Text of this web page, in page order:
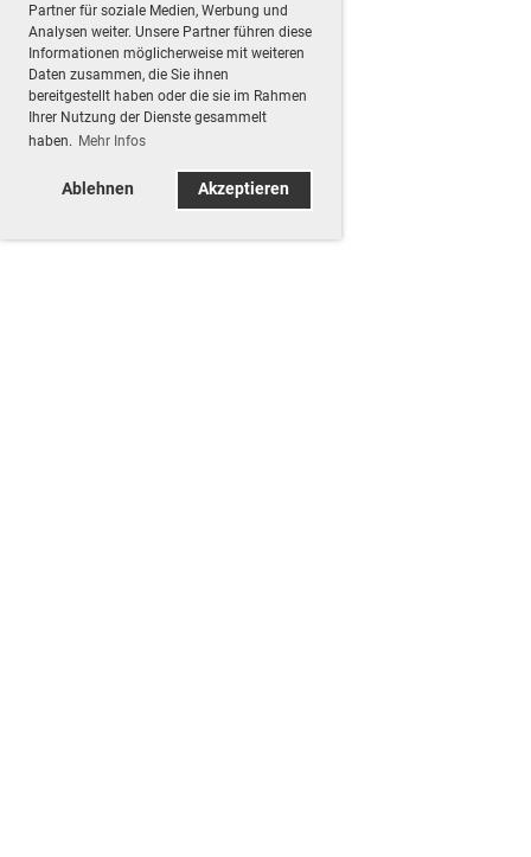
Partner für soziale Medien, Werbung und
Analysen weiter. Unsere Partner führen diese
Informationen möglicherweise mit weiteren
Daten zusammen, die Sie ihnen
bereitgestellt haben oder die sie im Rahmen
Ihrer Nutzung der Dienste gesammelt
haben. Mehr Infos
Ablehnen Akzeptieren